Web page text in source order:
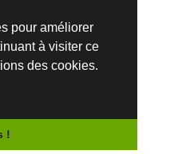
pour améliorer
à visiter ce
des cookies.
!